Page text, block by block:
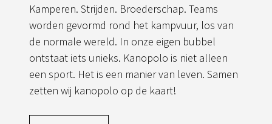
Kamperen. Strijden. Broederschap. Teams
worden gevormd rond het kampvuur, los van
de normale wereld. In onze eigen bubbel
ontstaat iets unieks. Kanopolo is niet alleen
een sport. Het is een manier van leven. Samen
zetten wij kanopolo op de kaart!